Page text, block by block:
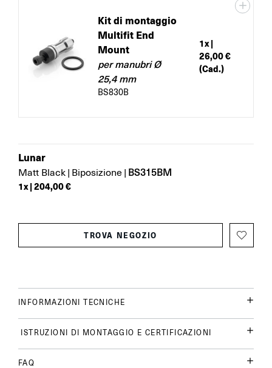
Kit di montaggio
Multifit End
Mount
per manubri Ø
25,4 mm
BS830B
1x |
26,00 €
(Cad.)
Lunar
Matt Black | Biposizione | BS315BM
1x | 204,00 €
TROVA NEGOZIO
INFORMAZIONI TECNICHE
ISTRUZIONI DI MONTAGGIO E CERTIFICAZIONI
FAQ